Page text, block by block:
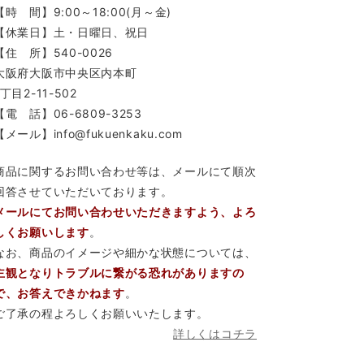
【時 間】9:00～18:00(月～金)
【休業日】土・日曜日、祝日
【住 所】540-0026
阪府大阪市中央区内本町
目2-11-502
【電 話】06-6809-3253
【メール】info@fukuenkaku.com
品に関するお問い合わせ等は、メールにて順次
答させていただいております。
ールにてお問い合わせいただきますよう、よろ
くお願いします。
お、商品のイメージや細かな状態については、
観となりトラブルに繋がる恐れがありますの
、お答えできかねます。
了承の程よろしくお願いいたします。
詳しくはコチラ